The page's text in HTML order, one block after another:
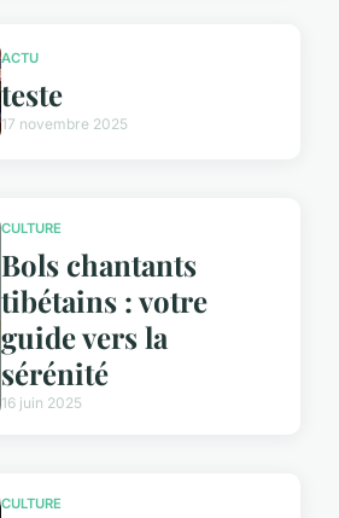
ACTU
teste
17 novembre 2025
CULTURE
Bols chantants
tibétains : votre
guide vers la
sérénité
16 juin 2025
CULTURE